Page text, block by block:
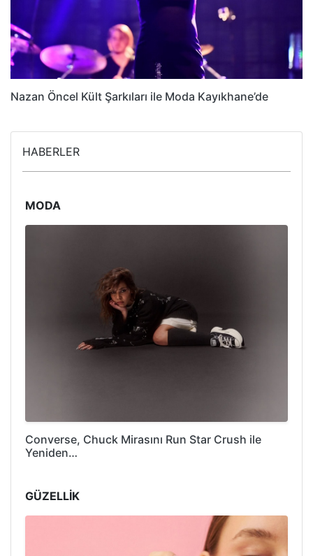
Nazan Öncel Kült Şarkıları ile Moda Kayıkhane’de
HABERLER
MODA
Converse, Chuck Mirasını Run Star Crush ile
Yeniden…
GÜZELLİK